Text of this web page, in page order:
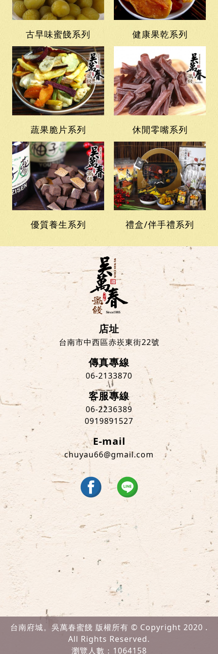
古早味蜜餞系列 健康果乾系列
蔬果脆片系列 休閒零嘴系列
優質養生系列 禮盒/伴手禮系列
店址
台南市中西區赤崁東街22號
傳真專線
06-2133870
客服專線
06-2236389
0919891527
E-mail
chuyau66@gmail.com
台南府城。吳萬春蜜餞 版權所有 © Copyright 2020 .
All Rights Reserved.
瀏覽人數：1064158